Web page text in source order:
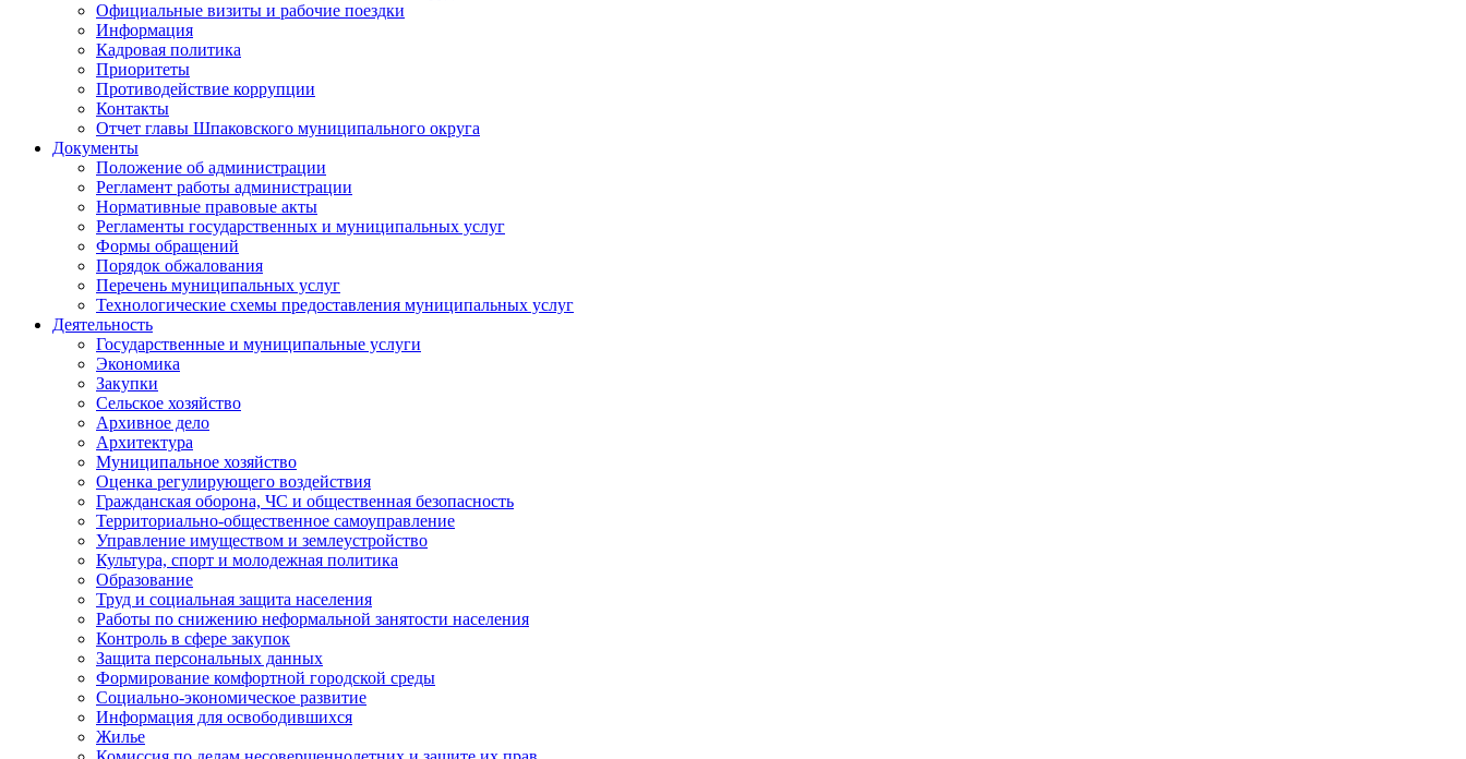
Официальные визиты и рабочие поездки
Информация
Кадровая политика
Приоритеты
Противодействие коррупции
Контакты
Отчет главы Шпаковского муниципального округа
Документы
Положение об администрации
Регламент работы администрации
Нормативные правовые акты
Регламенты государственных и муниципальных услуг
Формы обращений
Порядок обжалования
Перечень муниципальных услуг
Технологические схемы предоставления муниципальных услуг
Деятельность
Государственные и муниципальные услуги
Экономика
Закупки
Сельское хозяйство
Архивное дело
Архитектура
Муниципальное хозяйство
Оценка регулирующего воздействия
Гражданская оборона, ЧС и общественная безопасность
Территориально-общественное самоуправление
Управление имуществом и землеустройство
Культура, спорт и молодежная политика
Образование
Труд и социальная защита населения
Работы по снижению неформальной занятости населения
Контроль в сфере закупок
Защита персональных данных
Формирование комфортной городской среды
Социально-экономическое развитие
Информация для освободившихся
Жилье